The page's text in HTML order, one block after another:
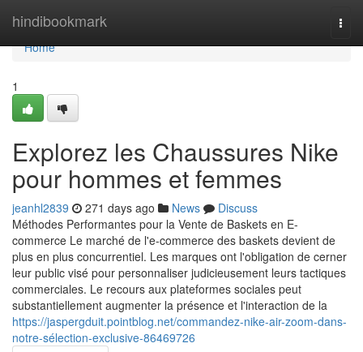
hindibookmark
Home
Home
1
Explorez les Chaussures Nike
pour hommes et femmes
jeanhl2839 271 days ago News
Discuss
Méthodes Performantes pour la Vente de Baskets en E-
commerce Le marché de l'e-commerce des baskets devient de
plus en plus concurrentiel. Les marques ont l'obligation de cerner
leur public visé pour personnaliser judicieusement leurs tactiques
commerciales. Le recours aux plateformes sociales peut
substantiellement augmenter la présence et l'interaction de la
https://jaspergduit.pointblog.net/commandez-nike-air-zoom-dans-
notre-sélection-exclusive-86469726